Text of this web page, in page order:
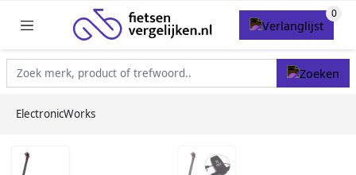
ElectronicWorks